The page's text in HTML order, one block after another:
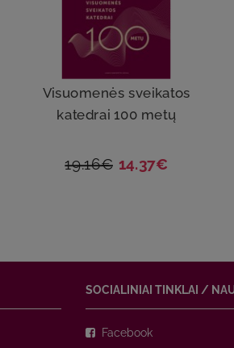
Visuomenės sveikatos
katedrai 100 metų
19.16€ 14.37€
SOCIALINIAI TINKLAI /
Facebook